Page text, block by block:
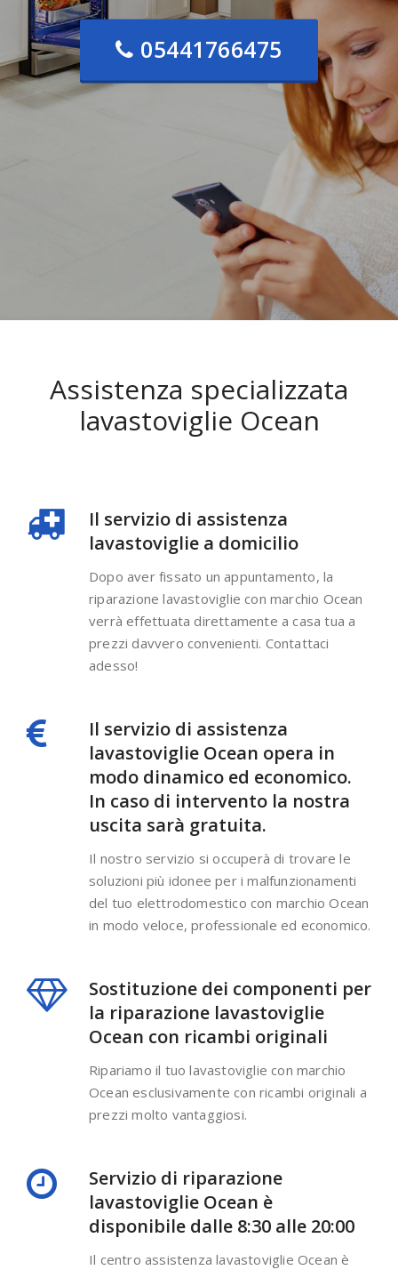
05441766475
Assistenza specializzata
lavastoviglie Ocean
Il servizio di assistenza
lavastoviglie a domicilio
Dopo aver fissato un appuntamento, la
riparazione lavastoviglie con marchio Ocean
verrà effettuata direttamente a casa tua a
prezzi davvero convenienti. Contattaci
adesso!
Il servizio di assistenza
lavastoviglie Ocean opera in
modo dinamico ed economico.
In caso di intervento la nostra
uscita sarà gratuita.
Il nostro servizio si occuperà di trovare le
soluzioni più idonee per i malfunzionamenti
del tuo elettrodomestico con marchio Ocean
in modo veloce, professionale ed economico.
Sostituzione dei componenti per
la riparazione lavastoviglie
Ocean con ricambi originali
Ripariamo il tuo lavastoviglie con marchio
Ocean esclusivamente con ricambi originali a
prezzi molto vantaggiosi.
Servizio di riparazione
lavastoviglie Ocean è
disponibile dalle 8:30 alle 20:00
Il centro assistenza lavastoviglie Ocean è